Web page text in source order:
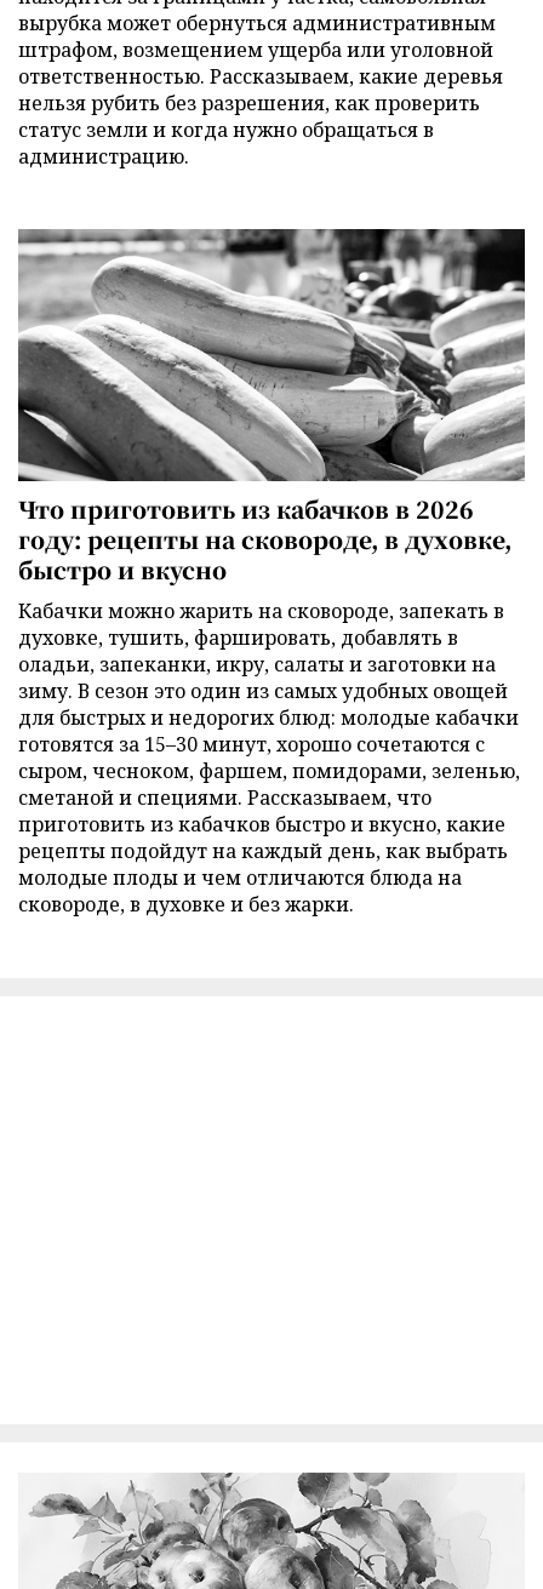
вырубка может обернуться административным
штрафом, возмещением ущерба или уголовной
ответственностью. Рассказываем, какие деревья
нельзя рубить без разрешения, как проверить
статус земли и когда нужно обращаться в
администрацию.
Что приготовить из кабачков в 2026
году: рецепты на сковороде, в духовке,
быстро и вкусно
Кабачки можно жарить на сковороде, запекать в
духовке, тушить, фаршировать, добавлять в
оладьи, запеканки, икру, салаты и заготовки на
зиму. В сезон это один из самых удобных овощей
для быстрых и недорогих блюд: молодые кабачки
готовятся за 15–30 минут, хорошо сочетаются с
сыром, чесноком, фаршем, помидорами, зеленью,
сметаной и специями. Рассказываем, что
приготовить из кабачков быстро и вкусно, какие
рецепты подойдут на каждый день, как выбрать
молодые плоды и чем отличаются блюда на
сковороде, в духовке и без жарки.